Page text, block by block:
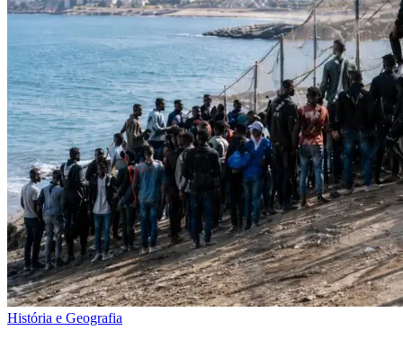
História e Geografia